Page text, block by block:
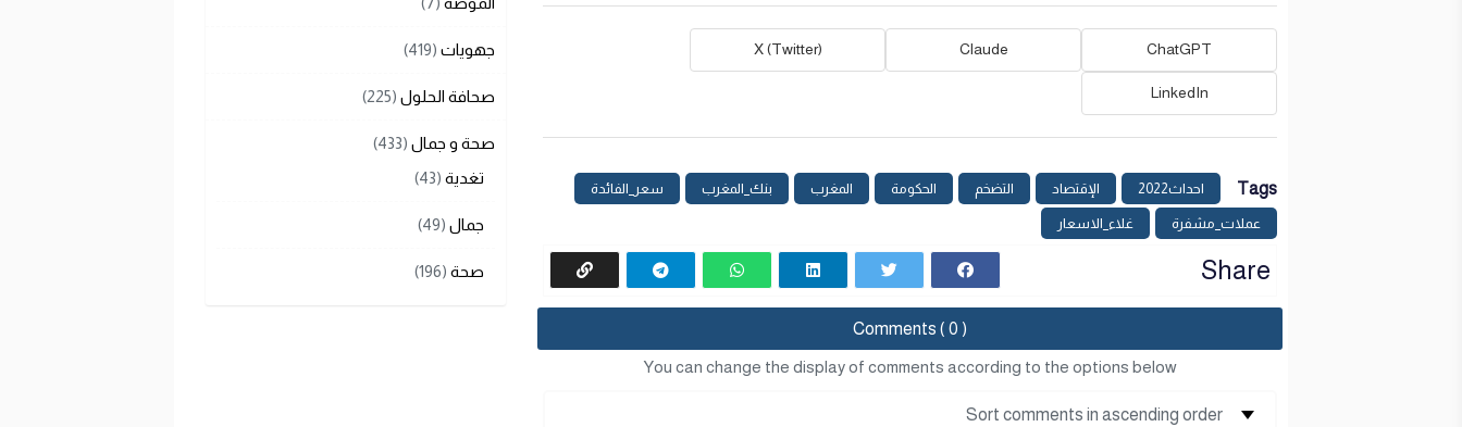
ChatGPT
Claude
X (Twitter)
LinkedIn
Tags احداث2022 الإقتصاد التضخم الحكومة المغرب بنك_المغرب سعر_الفائدة
عملات_مشفرة غلاء_الاسعار
Share
Comments ( 0 )
You can change the display of comments according to the options below
جهويات (419)
صحافة الحلول (225)
صحة و جمال (433)
تغدية (43)
جمال (49)
صحة (196)